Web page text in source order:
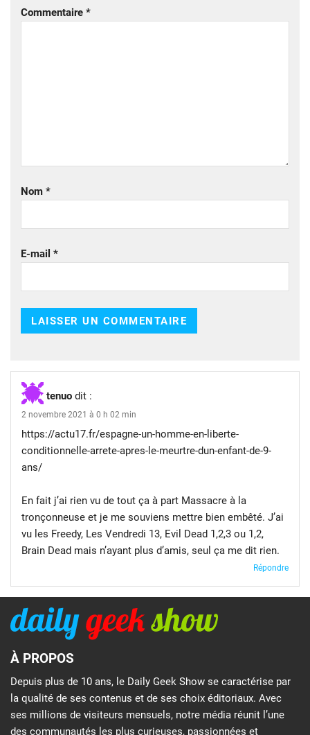
Commentaire *
Nom *
E-mail *
tenuo dit :
2 novembre 2021 à 0 h 02 min
https://actu17.fr/espagne-un-homme-en-liberte-
conditionnelle-arrete-apres-le-meurtre-dun-enfant-de-9-
ans/
En fait j’ai rien vu de tout ça à part Massacre à la
tronçonneuse et je me souviens mettre bien embêté. J’ai
vu les Freedy, Les Vendredi 13, Evil Dead 1,2,3 ou 1,2,
Brain Dead mais n’ayant plus d’amis, seul ça me dit rien.
Répondre
À PROPOS
Depuis plus de 10 ans, le Daily Geek Show se caractérise par
la qualité de ses contenus et de ses choix éditoriaux. Avec
ses millions de visiteurs mensuels, notre média réunit l’une
des communautés les plus curieuses, passionnées et